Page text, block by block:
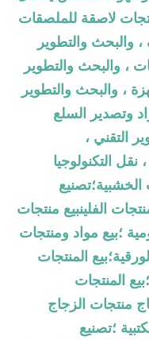
لاصقة للملصقات
والبحث والتطوير
، والبحث والتطوير
، والبحث والتطوير
وتصدير السلع
التقني ،
نقل التكنولوجيا
الخشبية؛تصنيع
الفلينبيع منتجات
؛بيع مواد ومنتجات
المنتجات
المنتجات
منتجات الزجاج
؛تصنيع